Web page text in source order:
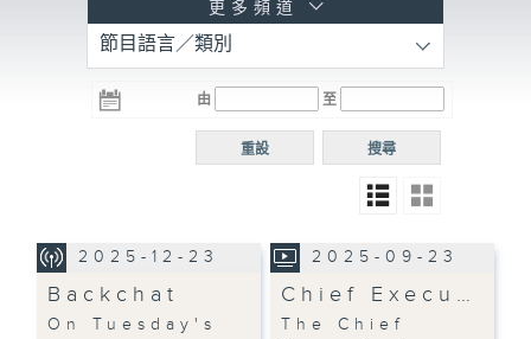
R3
電台 電台
R5
電台
普通
更多頻道
節目語言／類別
由 至
搜尋
重設
2025-12-23
Backchat
On Tuesday's
2025-09-23
Chief Execu…
The Chief